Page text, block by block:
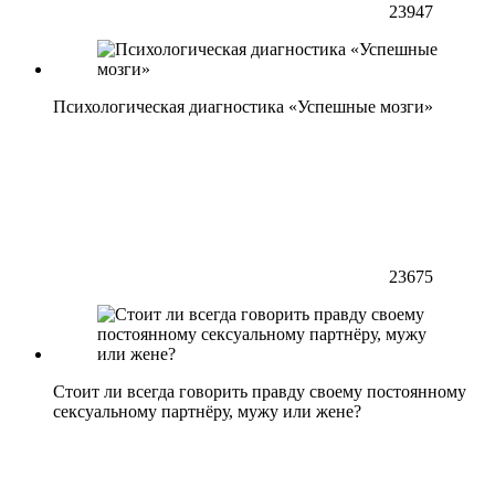
23947
Психологическая диагностика «Успешные мозги»
23675
Стоит ли всегда говорить правду своему постоянному
сексуальному партнёру, мужу или жене?